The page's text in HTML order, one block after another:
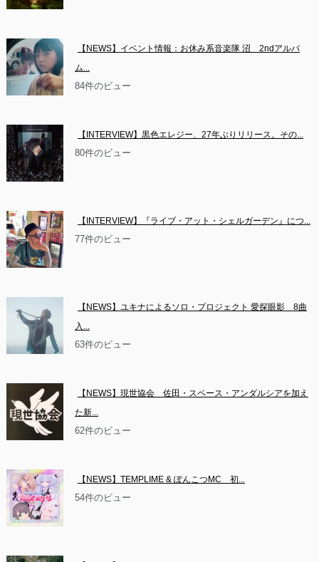
【NEWS】イベント情報：お休み系音楽隊 沼　2ndアルバ
ム...
84件のビュー
【INTERVIEW】黒色エレジー、27年ぶりリリース。その...
80件のビュー
【INTERVIEW】『ライブ・アット・シェルガーデン』につ...
77件のビュー
【NEWS】ユキナによるソロ・プロジェクト 愛探眼影　8曲
入...
63件のビュー
【NEWS】現世協会　佐田・スペース・アンダルシアを加え
た新...
62件のビュー
【NEWS】TEMPLIME & ぽんこつMC　初...
54件のビュー